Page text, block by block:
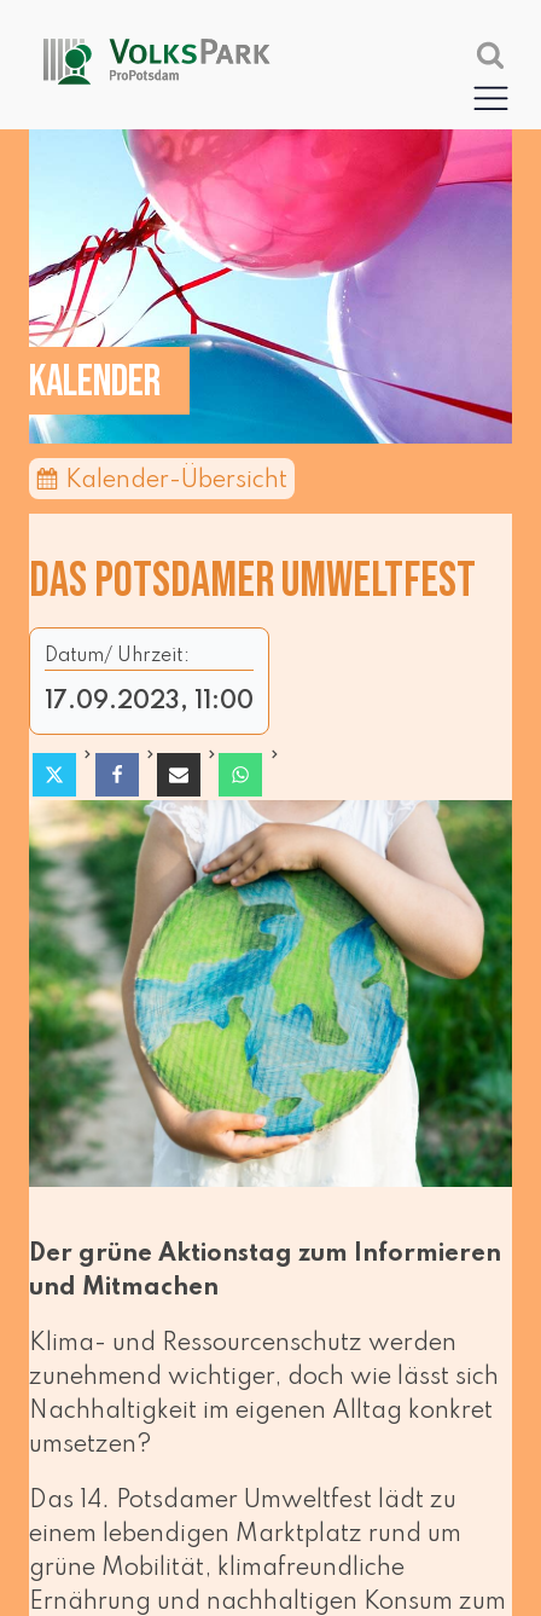
KALENDER
Kalender-Übersicht
DAS POTSDAMER UMWELTFEST
Datum/ Uhrzeit:
17.09.2023, 11:00
Der grü­ne Aktionstag zum Informieren
und Mitmachen
Klima- und Ressourcenschutz wer­den
zuneh­mend wich­ti­ger, doch wie lässt sich
Nachhaltigkeit im eige­nen Alltag kon­kret
umsetzen?
Das 14. Potsdamer Umweltfest lädt zu
einem leben­di­gen Marktplatz rund um
grü­ne Mobilität, kli­ma­freund­li­che
Ernährung und nach­hal­ti­gen Konsum zum